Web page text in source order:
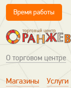
О торговом центре
Время работы
Магазины Услуги